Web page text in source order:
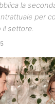
la
per
il settore.